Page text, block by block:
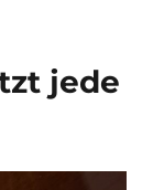
jede